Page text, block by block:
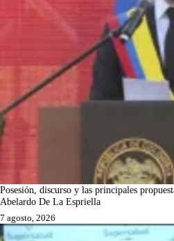
Posesión, discurso y las principales
Abelardo De La Espriella
7 agosto, 2026